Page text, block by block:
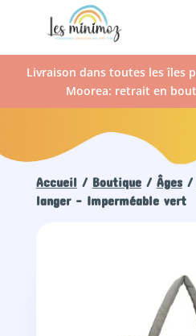
Livraison dans toutes les îles
Moorea: retrait en
Accueil / Boutique/ Âges/
langer – Imperméable vert